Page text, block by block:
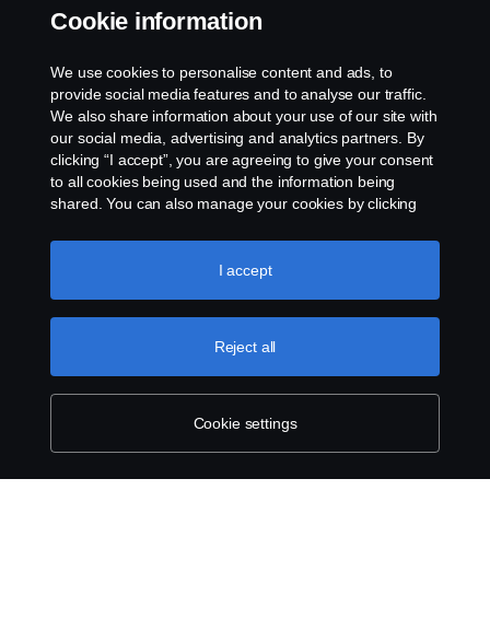
Информация о том, как сообщать о продуктах, содержащих
для отправки идентификатора SCIP.
Cookie information
We use cookies to personalise content and ads, to
provide social media features and to analyse our traffic.
We also share information about your use of our site with
our social media, advertising and analytics partners. By
clicking “I accept”, you are agreeing to give your consent
to all cookies being used and the information being
shared. You can also manage your cookies by clicking
like to accept. For a more detailed explanation of how we
use cookies, please visit our cookies section, which you
Cookie settings
Reject all
I accept